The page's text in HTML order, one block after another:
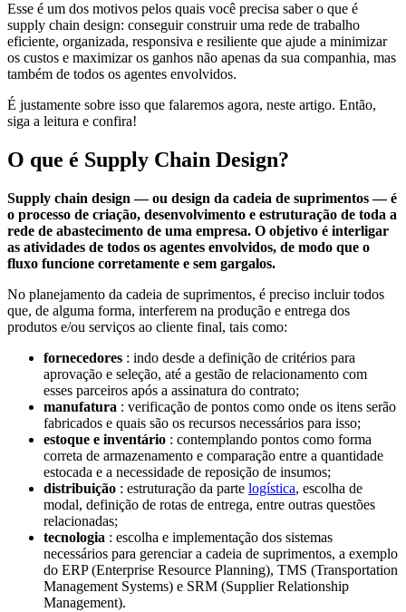
Esse é um dos motivos pelos quais você precisa saber o que é
supply chain design: conseguir construir uma rede de trabalho
eficiente, organizada, responsiva e resiliente que ajude a minimizar
os custos e maximizar os ganhos não apenas da sua companhia, mas
também de todos os agentes envolvidos.
É justamente sobre isso que falaremos agora, neste artigo. Então,
siga a leitura e confira!
O que é Supply Chain Design?
Supply chain design — ou design da cadeia de suprimentos — é
o processo de criação, desenvolvimento e estruturação de toda a
rede de abastecimento de uma empresa. O objetivo é interligar
as atividades de todos os agentes envolvidos, de modo que o
fluxo funcione corretamente e sem gargalos.
No planejamento da cadeia de suprimentos, é preciso incluir todos
que, de alguma forma, interferem na produção e entrega dos
produtos e/ou serviços ao cliente final, tais como:
fornecedores : indo desde a definição de critérios para
aprovação e seleção, até a gestão de relacionamento com
esses parceiros após a assinatura do contrato;
manufatura : verificação de pontos como onde os itens serão
fabricados e quais são os recursos necessários para isso;
estoque e inventário : contemplando pontos como forma
correta de armazenamento e comparação entre a quantidade
estocada e a necessidade de reposição de insumos;
distribuição : estruturação da parte logística, escolha de
modal, definição de rotas de entrega, entre outras questões
relacionadas;
tecnologia : escolha e implementação dos sistemas
necessários para gerenciar a cadeia de suprimentos, a exemplo
do ERP (Enterprise Resource Planning), TMS (Transportation
Management Systems) e SRM (Supplier Relationship
Management).